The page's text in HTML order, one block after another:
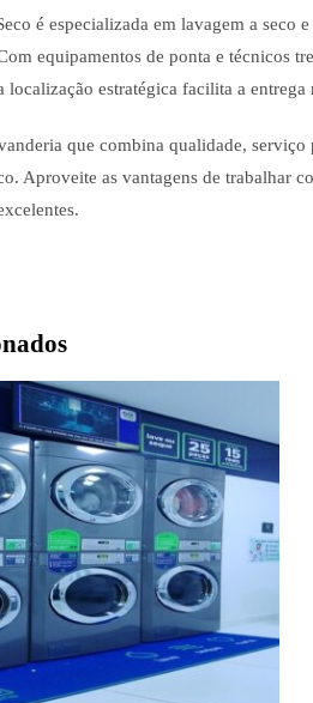
é especializada em lavagem a seco
equipamentos de ponta e técnicos
localização estratégica facilita a
que combina qualidade,
Aproveite as vantagens de trabalhar